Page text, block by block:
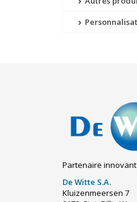
Partenaire
De Witte S.A.
Kluizenmeersen 7